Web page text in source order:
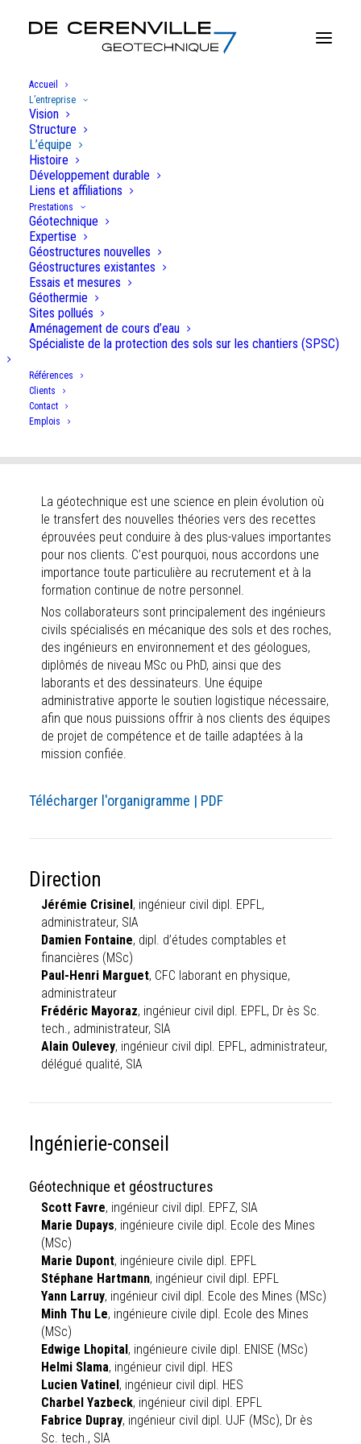
Accueil
L’entreprise
Vision
Structure
L’équipe
Histoire
Développement durable
Liens et affiliations
Prestations
Géotechnique
Expertise
Géostructures nouvelles
Géostructures existantes
Essais et mesures
Géothermie
Sites pollués
Aménagement de cours d’eau
Spécialiste de la protection des sols sur les chantiers (SPSC)
Références
Clients
Contact
Emplois
L'entreprise
L'équipe
Réactive, disponible, à l’écoute de nos clients et de nos
collaborateurs, la direction de notre société met sur
pied et supervise des équipes performantes et
efficaces, dans un esprit collégial et un cadre de travail
agréable.
La géotechnique est une science en plein évolution où
le transfert des nouvelles théories vers des recettes
éprouvées peut conduire à des plus-values importantes
pour nos clients. C’est pourquoi, nous accordons une
importance toute particulière au recrutement et à la
formation continue de notre personnel.
Nos collaborateurs sont principalement des ingénieurs
civils spécialisés en mécanique des sols et des roches,
des ingénieurs en environnement et des géologues,
diplômés de niveau MSc ou PhD, ainsi que des
laborants et des dessinateurs. Une équipe
administrative apporte le soutien logistique nécessaire,
afin que nous puissions offrir à nos clients des équipes
de projet de compétence et de taille adaptées à la
mission confiée.
Télécharger l'organigramme | PDF
Direction
Jérémie Crisinel, ingénieur civil dipl. EPFL,
administrateur, SIA
Damien Fontaine, dipl. d’études comptables et
financières (MSc)
Paul-Henri Marguet, CFC laborant en physique,
administrateur
Frédéric Mayoraz, ingénieur civil dipl. EPFL, Dr ès Sc.
tech., administrateur, SIA
Alain Oulevey, ingénieur civil dipl. EPFL, administrateur,
délégué qualité, SIA
Ingénierie-conseil
Géotechnique et géostructures
Scott Favre, ingénieur civil dipl. EPFZ, SIA
Marie Dupays, ingénieure civile dipl. Ecole des Mines
(MSc)
Marie Dupont, ingénieure civile dipl. EPFL
Stéphane Hartmann, ingénieur civil dipl. EPFL
Yann Larruy, ingénieur civil dipl. Ecole des Mines (MSc)
Minh Thu Le, ingénieure civile dipl. Ecole des Mines
(MSc)
Edwige Lhopital, ingénieure civile dipl. ENISE (MSc)
Helmi Slama, ingénieur civil dipl. HES
Lucien Vatinel, ingénieur civil dipl. HES
Charbel Yazbeck, ingénieur civil dipl. EPFL
Fabrice Dupray, ingénieur civil dipl. UJF (MSc), Dr ès
Sc. tech., SIA